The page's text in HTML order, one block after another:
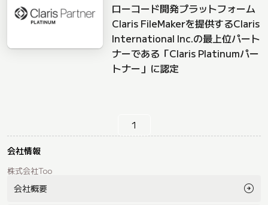
ローコード開発プラットフォーム
Claris FileMakerを提供するClaris
International Inc.の最上位パート
ナーである「Claris Platinumパー
トナー」に認定
1
会社情報
株式会社Too
会社概要